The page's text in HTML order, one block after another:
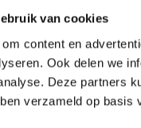
van cookies
content en
Ook delen we
Deze partners
verzameld op basis